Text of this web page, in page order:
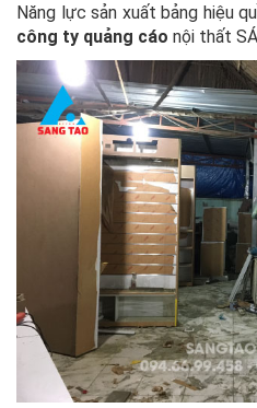
Năng lực sản xuất bảng hiệu
công ty quảng cáo nội thất